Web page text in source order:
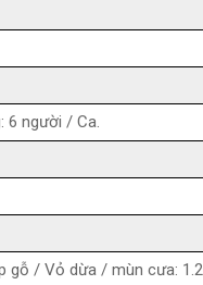
6 người / Ca.
gỗ / Vỏ dừa / mùn cưa: